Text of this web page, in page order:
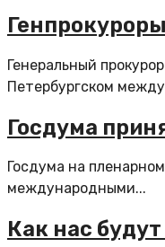
Генеральный
Петербургском
Госдума
Госдума на
международными...
Как нас